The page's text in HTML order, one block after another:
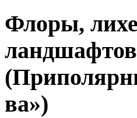
Флоры,
ва»)